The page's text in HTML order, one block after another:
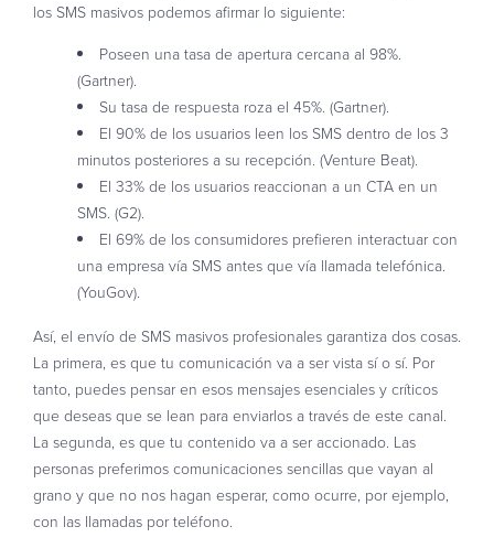
los SMS masivos podemos afirmar lo siguiente:
Poseen una tasa de apertura cercana al 98%.
(Gartner).
Su tasa de respuesta roza el 45%. (Gartner).
El 90% de los usuarios leen los SMS dentro de los 3
minutos posteriores a su recepción. (Venture Beat).
El 33% de los usuarios reaccionan a un CTA en un
SMS. (G2).
El 69% de los consumidores prefieren interactuar con
una empresa vía SMS antes que vía llamada telefónica.
(YouGov).
Así, el envío de SMS masivos profesionales garantiza dos cosas.
La primera, es que tu comunicación va a ser vista sí o sí. Por
tanto, puedes pensar en esos mensajes esenciales y críticos
que deseas que se lean para enviarlos a través de este canal.
La segunda, es que tu contenido va a ser accionado. Las
personas preferimos comunicaciones sencillas que vayan al
grano y que no nos hagan esperar, como ocurre, por ejemplo,
con las llamadas por teléfono.